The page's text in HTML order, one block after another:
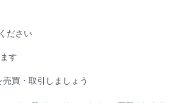
ださい
す
買・取引しましょう